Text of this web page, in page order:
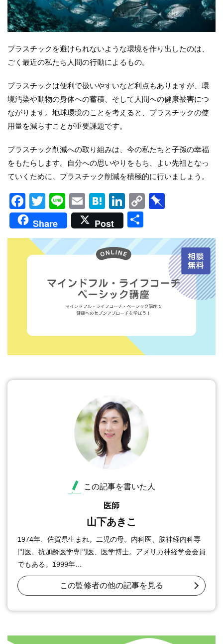
プラスチックを避けられないような環境を作り出したのは、
ごく最近の私たち人間の行動によるもの。
プラスチックは便利で扱いやすいなど利点もありますが、環
境汚染や動物の身体への蓄積、そして人間への健康被害につ
ながります。地球環境のことを考えると、プラスチックの使
用量を減らすことが重要課題です。
プラスチック削減への取り組みは、今の私たちと子孫の幸福
をもたらします。自分への思いやりをもち、よい先祖となっ
ていくために、プラスチック削減を積極的に行いましょう。
Facebook
Twitter
LineEmailHatena
LinkedIn
Copy
Share Post
有
この記事を書いた人
医師
山下あきこ
1974年、佐賀県生まれ。二児の母。内科医、脳神経内科専
門医、抗加齢医学専門医、医学博士。アメリカ神経学会会員
でもある。1999年…
この監修者の他の記事を見る